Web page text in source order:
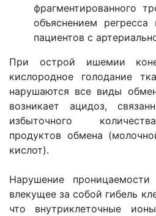
фрагментированного
объяснением
пациентов с
При острой ишемии
кислородное голодание
нарушаются все виды
возникает ацидоз,
избыточного
продуктов обмена
кислот).
Нарушение
влекущее за собой гибель
что внутриклеточные